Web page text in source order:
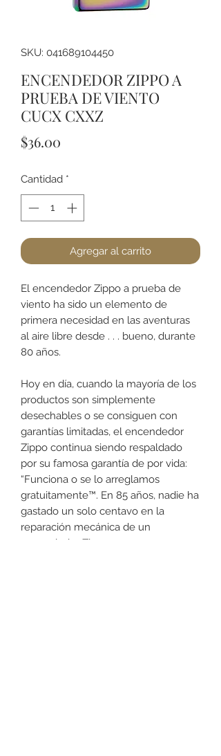
SKU: 041689104450
ENCENDEDOR ZIPPO A
PRUEBA DE VIENTO
CUCX CXXZ
$36.00
Cantidad *
Agregar al carrito
El encendedor Zippo a prueba de
viento ha sido un elemento de
primera necesidad en las aventuras
al aire libre desde . . . bueno, durante
80 años.
Hoy en día, cuando la mayoría de los
productos son simplemente
desechables o se consiguen con
garantías limitadas, el encendedor
Zippo continua siendo respaldado
por su famosa garantía de por vida:
“Funciona o se lo arreglamos
gratuitamente™. En 85 años, nadie ha
gastado un solo centavo en la
reparación mecánica de un
encendedor Zippo